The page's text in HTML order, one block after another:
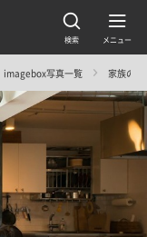
imagebox写真一覧 家族の